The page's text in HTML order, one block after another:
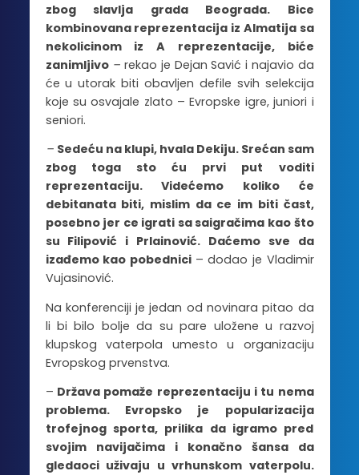
zbog slavlja grada Beograda. Bice
kombinovana reprezentacija iz Almatija sa
nekolicinom iz A reprezentacije, biće
zanimljivo– rekao je Dejan Savić i najavio da
će u utorak biti obavljen defile svih selekcija
koje su osvajale zlato – Evropske igre, juniori i
seniori.
– Sedeću na klupi, hvala Dekiju. Srećan sam
zbog toga sto ću prvi put voditi
reprezentaciju. Videćemo koliko će
debitanata biti, mislim da ce im biti čast,
posebno jer ce igrati sa saigračima kao što
su Filipović i Prlainović. Daćemo sve da
izađemo kao pobednici – dodao je Vladimir
Vujasinović.
Na konferenciji je jedan od novinara pitao da
li bi bilo bolje da su pare uložene u razvoj
klupskog vaterpola umesto u organizaciju
Evropskog prvenstva.
– Država pomaže reprezentaciju i tu nema
problema. Evropsko je popularizacija
trofejnog sporta, prilika da igramo pred
svojim navijačima i konačno šansa da
gledaoci uživaju u vrhunskom vaterpolu.